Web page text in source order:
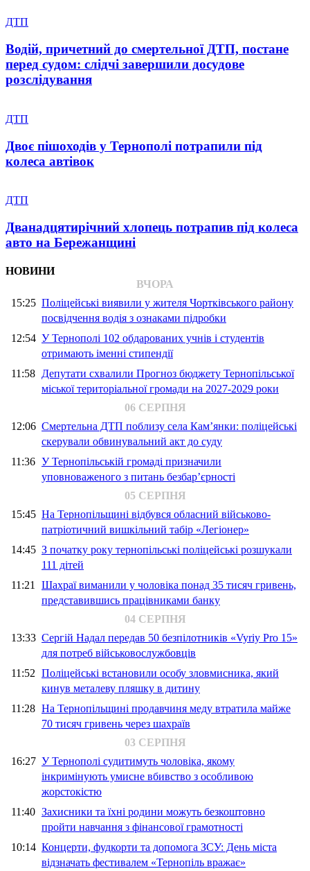
ДТП
Водій, причетний до смертельної ДТП, постане
перед судом: слідчі завершили досудове
розслідування
ДТП
Двоє пішоходів у Тернополі потрапили під
колеса автівок
ДТП
Дванадцятирічний хлопець потрапив під колеса
авто на Бережанщині
НОВИНИ
ВЧОРА
15:25 Поліцейські виявили у жителя Чортківського району
посвідчення водія з ознаками підробки
12:54 У Тернополі 102 обдарованих учнів і студентів
отримають іменні стипендії
11:58 Депутати схвалили Прогноз бюджету Тернопільської
міської територіальної громади на 2027-2029 роки
06 СЕРПНЯ
12:06 Смертельна ДТП поблизу села Кам’янки: поліцейські
скерували обвинувальний акт до суду
11:36 У Тернопільській громаді призначили
уповноваженого з питань безбар’єрності
05 СЕРПНЯ
15:45 На Тернопільщині відбувся обласний військово-
патріотичний вишкільний табір «Легіонер»
14:45 З початку року тернопільські поліцейські розшукали
111 дітей
11:21 Шахраї виманили у чоловіка понад 35 тисяч гривень,
представившись працівниками банку
04 СЕРПНЯ
13:33 Сергій Надал передав 50 безпілотників «Vyriy Pro 15»
для потреб військовослужбовців
11:52 Поліцейські встановили особу зловмисника, який
кинув металеву пляшку в дитину
11:28 На Тернопільщині продавчиня меду втратила майже
70 тисяч гривень через шахраїв
03 СЕРПНЯ
16:27 У Тернополі судитимуть чоловіка, якому
інкримінують умисне вбивство з особливою
жорстокістю
11:40 Захисники та їхні родини можуть безкоштовно
пройти навчання з фінансової грамотності
10:14 Концерти, фудкорти та допомога ЗСУ: День міста
відзначать фестивалем «Тернопіль вражає»